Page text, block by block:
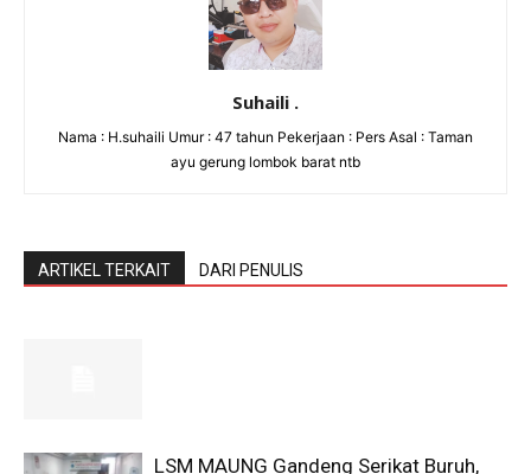
Suhaili .
Nama : H.suhaili Umur : 47 tahun Pekerjaan : Pers Asal : Taman
ayu gerung lombok barat ntb
ARTIKEL TERKAIT DARI PENULIS
LSM MAUNG Gandeng Serikat Buruh,